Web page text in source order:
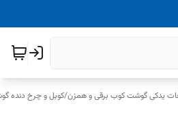
یدکی گوشت کوب برقی و همزن/کوبل و چرخ دنده